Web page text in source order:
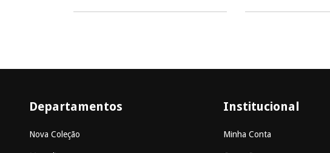
Departamentos
Nova Coleção
Institucional
Minha Conta